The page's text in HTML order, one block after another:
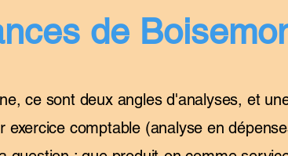
de
ce sont deux angles d'analyses, et
exercice comptable (analyse en